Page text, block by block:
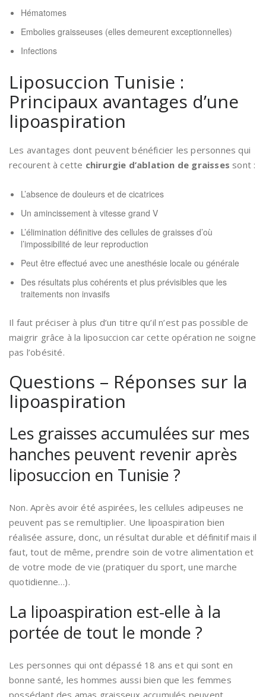
Hématomes
Embolies graisseuses (elles demeurent exceptionnelles)
Infections
Liposuccion Tunisie :
Principaux avantages d’une
lipoaspiration
Les avantages dont peuvent bénéficier les personnes qui
recourent à cette chirurgie d’ablation de graisses sont :
L’absence de douleurs et de cicatrices
Un amincissement à vitesse grand V
L’élimination définitive des cellules de graisses d’où
l’impossibilité de leur reproduction
Peut être effectué avec une anesthésie locale ou générale
Des résultats plus cohérents et plus prévisibles que les
traitements non invasifs
Il faut préciser à plus d’un titre qu’il n’est pas possible de
maigrir grâce à la liposuccion car cette opération ne soigne
pas l’obésité.
Questions – Réponses sur la
lipoaspiration
Les graisses accumulées sur mes
hanches peuvent revenir après
liposuccion en Tunisie ?
Non. Après avoir été aspirées, les cellules adipeuses ne
peuvent pas se remultiplier. Une lipoaspiration bien
réalisée assure, donc, un résultat durable et définitif mais il
faut, tout de même, prendre soin de votre alimentation et
de votre mode de vie (pratiquer du sport, une marche
quotidienne…).
La lipoaspiration est-elle à la
portée de tout le monde ?
Les personnes qui ont dépassé 18 ans et qui sont en
bonne santé, les hommes aussi bien que les femmes
possédant des amas graisseux accumulés peuvent